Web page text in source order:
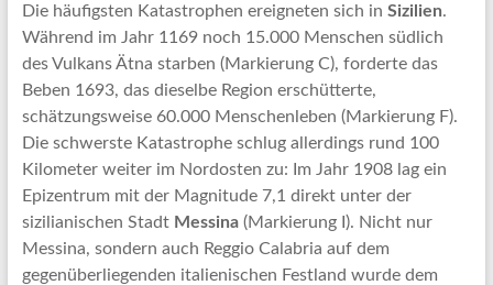
Die häufigsten Katastrophen ereigneten sich in Sizilien.
Während im Jahr 1169 noch 15.000 Menschen südlich
des Vulkans Ätna starben (Markierung C), forderte das
Beben 1693, das dieselbe Region erschütterte,
schätzungsweise 60.000 Menschenleben (Markierung F).
Die schwerste Katastrophe schlug allerdings rund 100
Kilometer weiter im Nordosten zu: Im Jahr 1908 lag ein
Epizentrum mit der Magnitude 7,1 direkt unter der
sizilianischen Stadt Messina(Markierung I). Nicht nur
Messina, sondern auch Reggio Calabria auf dem
gegenüberliegenden italienischen Festland wurde dem